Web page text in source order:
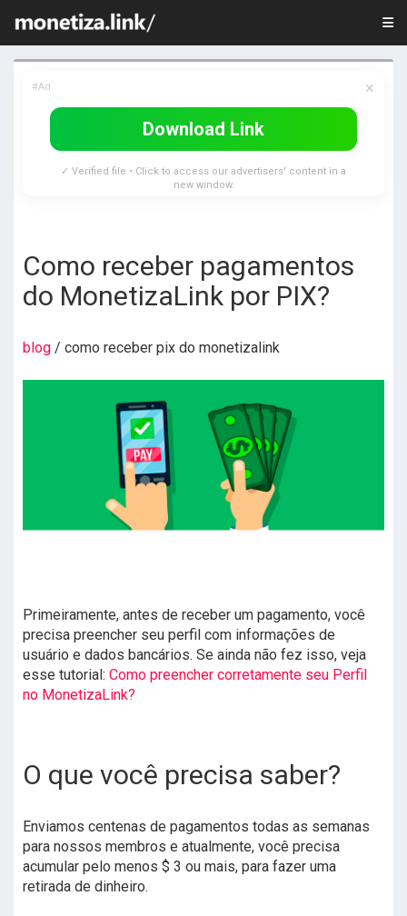
#Ad ×
Download Link
✓ Verified file • Click to access our advertisers' content in a
new window.
Como receber pagamentos
do MonetizaLink por PIX?
blog / como receber pix do monetizalink
Primeiramente, antes de receber um pagamento, você
precisa preencher seu perfil com informações de
usuário e dados bancários. Se ainda não fez isso, veja
esse tutorial: Como preencher corretamente seu Perfil
no MonetizaLink?
O que você precisa saber?
Enviamos centenas de pagamentos todas as semanas
para nossos membros e atualmente, você precisa
acumular pelo menos $ 3 ou mais, para fazer uma
retirada de dinheiro.